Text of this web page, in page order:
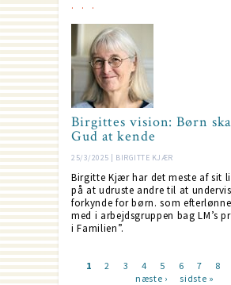
Birgittes vision: Børn
Gud at kende
25/3/2025 | BIRGITTE KJÆR
Birgitte Kjær har det meste af sit
på at udruste andre til at
forkynde for børn. som
med i arbejdsgruppen bag LM’s
i Familien”.
Current
1 Page
2 Page
3 Page
4 Page
5 Page
6 Page
7 8
næste ›
Last
sidste »